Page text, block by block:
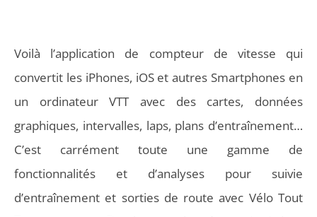
Voilà l’application de compteur de vitesse qui
convertit les iPhones, iOS et autres Smartphones en
un ordinateur VTT avec des cartes, données
graphiques, intervalles, laps, plans d’entraînement…
C’est carrément toute une gamme de
fonctionnalités et d’analyses pour suivie
d’entraînement et sorties de route avec Vélo Tout